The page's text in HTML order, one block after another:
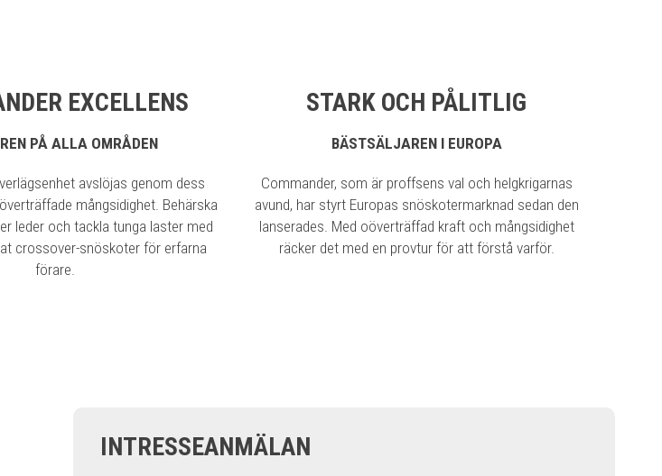
EXCELLENS
PÅ ALLA OMRÅDEN
avslöjas genom dess
mångsidighet. Behärska
leder och tackla tunga laster med
crossover-snöskoter för erfarna
förare.
STARK OCH PÅLITLIG
BÄSTSÄLJAREN I EUROPA
Commander, som är proffsens val och helgkrigarnas
avund, har styrt Europas snöskotermarknad sedan den
lanserades. Med oöverträffad kraft och mångsidighet
räcker det med en provtur för att förstå varför.
INTRESSEANMÄLAN